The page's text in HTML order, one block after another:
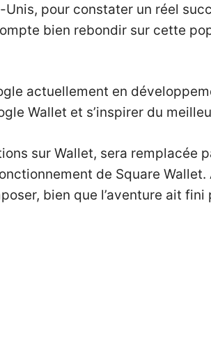
Unis, pour constater un réel
bien rebondir sur cette
actuellement en
Wallet et s’inspirer du
sur Wallet, sera remplacée
de Square
bien que l’aventure ait fini